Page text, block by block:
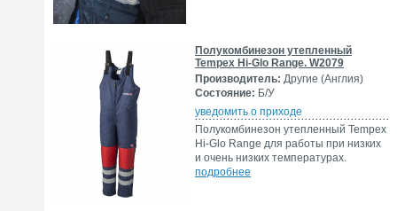
Полукомбинезон утепленный
Tempex Hi-Glo Range. W2079
Производитель: Другие (Англия)
Состояние: Б/У
уведомить о приходе
Полукомбинезон утепленный Tempex
Hi-Glo Range для работы при низких
и очень низких температурах.
подробнее